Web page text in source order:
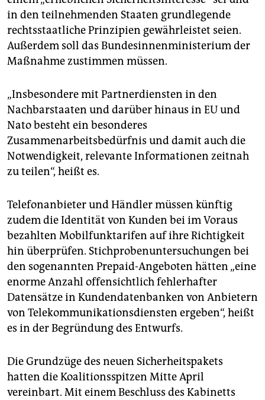
in den teilnehmenden Staaten grundlegende
rechtsstaatliche Prinzipien gewährleistet seien.
Außerdem soll das Bundesinnenministerium der
Maßnahme zustimmen müssen.
„Insbesondere mit Partnerdiensten in den
Nachbarstaaten und darüber hinaus in EU und
Nato besteht ein besonderes
Zusammenarbeitsbedürfnis und damit auch die
Notwendigkeit, relevante Informationen zeitnah
zu teilen“, heißt es.
Telefonanbieter und Händler müssen künftig
zudem die Identität von Kunden bei im Voraus
bezahlten Mobilfunktarifen auf ihre Richtigkeit
hin überprüfen. Stichprobenuntersuchungen bei
den sogenannten Prepaid-Angeboten hätten „eine
enorme Anzahl offensichtlich fehlerhafter
Datensätze in Kundendatenbanken von Anbietern
von Telekommunikationsdiensten ergeben“, heißt
es in der Begründung des Entwurfs.
Die Grundzüge des neuen Sicherheitspakets
hatten die Koalitionsspitzen Mitte April
vereinbart. Mit einem Beschluss des Kabinetts